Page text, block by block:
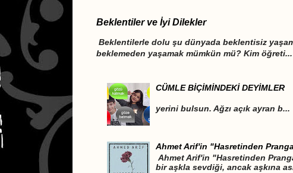
Beklentiler ve İyi Dilekler
Beklentilerle dolu şu dünyada beklentisiz
beklemeden yaşamak mümkün mü? Kim öğreti...
CÜMLE BİÇİMİNDEKİ DEYİMLER
DEYİMLER
yerini bulsun. Ağzı açık ayran b...
Ahmet Arif'in "Hasretinden
Ahmet Arif'in "Hasretinden
bir aşkla sevdiği, ancak aşkına